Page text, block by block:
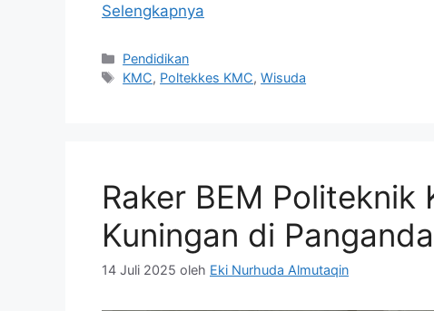
Selengkapnya
Kategori
Pendidikan
Tag
KMC, Poltekkes KMC,Wisuda
Raker BEM Politeknik
Kuningan di
14 Juli 2025 oleh Eki Nurhuda Almutaqin